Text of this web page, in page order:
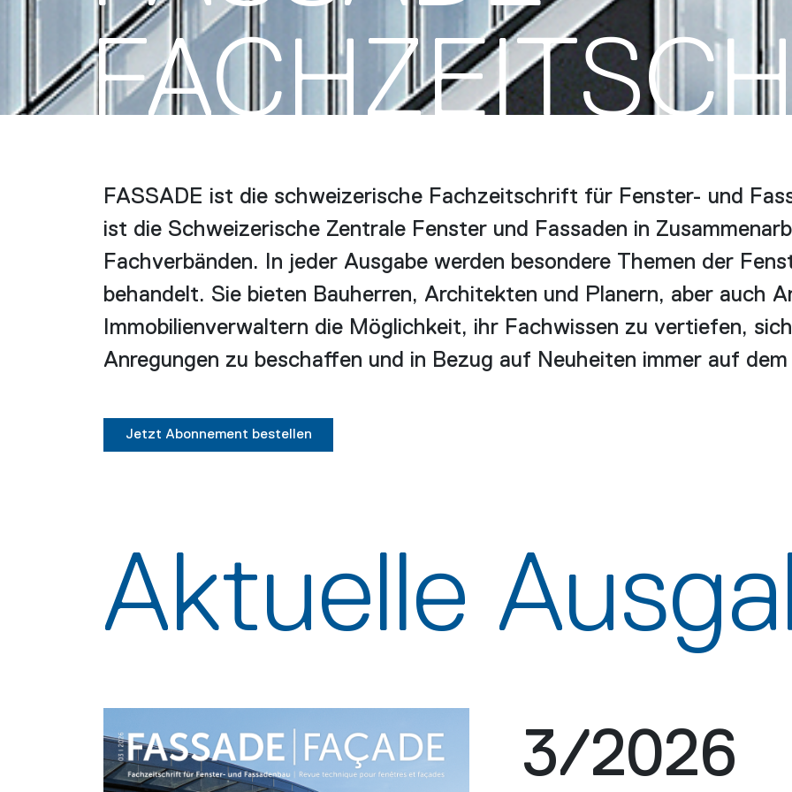
FASSADE ist die schweizerische Fachzeitschrift für Fenster- und
ist die Schweizerische Zentrale Fenster und Fassaden in
Fachverbänden. In jeder Ausgabe werden besondere Themen der
behandelt. Sie bieten Bauherren, Architekten und Planern, aber auch
Immobilienverwaltern die Möglichkeit, ihr Fachwissen zu vertiefen,
Anregungen zu beschaffen und in Bezug auf Neuheiten immer auf
Jetzt Abonnement bestellen
Aktuelle
3/2026